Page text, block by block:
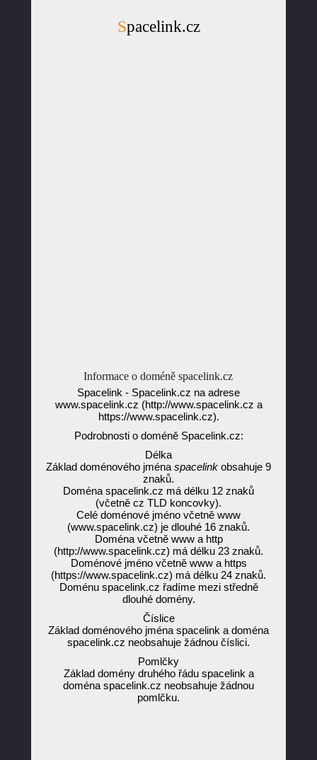
Spacelink.cz
Informace o doméně spacelink.cz
Spacelink - Spacelink.cz na adrese
www.spacelink.cz (http://www.spacelink.cz a
https://www.spacelink.cz).
Podrobnosti o doméně Spacelink.cz:
Délka
Základ doménového jména spacelink obsahuje 9
znaků.
Doména spacelink.cz má délku 12 znaků
(včetně cz TLD koncovky).
Celé doménové jméno včetně www
(www.spacelink.cz) je dlouhé 16 znaků.
Doména včetně www a http
(http://www.spacelink.cz) má délku 23 znaků.
Doménové jméno včetně www a https
(https://www.spacelink.cz) má délku 24 znaků.
Doménu spacelink.cz řadíme mezi středně
dlouhé domény.
Číslice
Základ doménového jména spacelink a doména
spacelink.cz neobsahuje žádnou číslici.
Pomlčky
Základ domény druhého řádu spacelink a
doména spacelink.cz neobsahuje žádnou
pomlčku.